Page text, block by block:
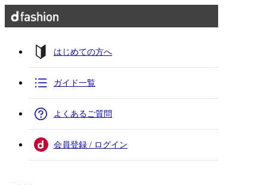
はじめての方へ
ガイド一覧
よくあるご質問
会員登録 / ログイン